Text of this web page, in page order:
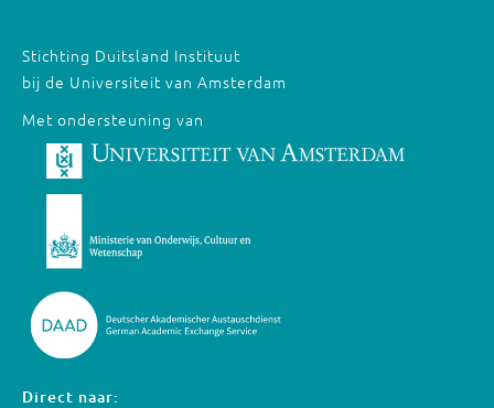
Stichting Duitsland Instituut
bij de Universiteit van Amsterdam
Met ondersteuning van
Direct naar: